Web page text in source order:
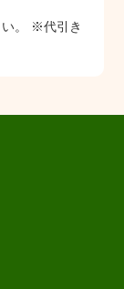
い。 ※代引き